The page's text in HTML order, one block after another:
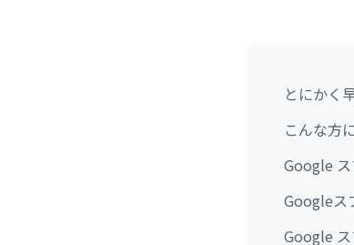
とにかく
こんな方
Google
Googleス
Google